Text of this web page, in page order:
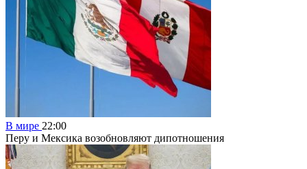
В мире 22:00
Перу и Мексика возобновляют дипотношения